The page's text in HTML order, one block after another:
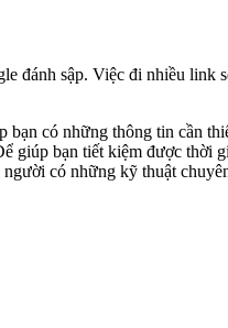
đánh sập. Việc đi nhiều
có những thông tin cần
giúp bạn tiết kiệm được thời
có những kỹ thuật